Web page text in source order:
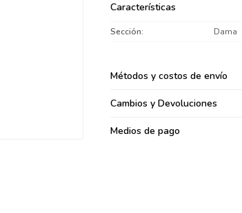
Características
Sección Dama
Métodos y costos de envío
Cambios y Devoluciones
Medios de pago
095900369
096433997
095101509
094841050